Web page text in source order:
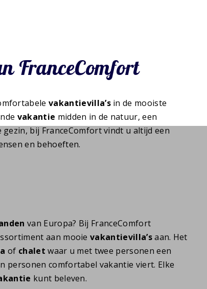
FranceComfort
vakantievilla’sin de mooiste
vakantie midden in de natuur, een
bij FranceComfort vindt u altijd een
en behoeften.
van Europa? Bij FranceComfort
aan mooievakantievilla’saan. Het
of chalet waar u met twee personen een
personen comfortabel vakantie viert. Elke
kunt beleven.